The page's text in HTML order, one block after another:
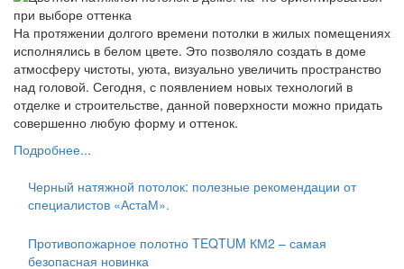
На протяжении долгого времени потолки в жилых помещениях
исполнялись в белом цвете. Это позволяло создать в доме
атмосферу чистоты, уюта, визуально увеличить пространство
над головой. Сегодня, с появлением новых технологий в
отделке и строительстве, данной поверхности можно придать
совершенно любую форму и оттенок.
Подробнее...
Черный натяжной потолок: полезные рекомендации от
специалистов «АстаМ».
Противопожарное полотно TEQTUM КМ2 – самая
безопасная новинка